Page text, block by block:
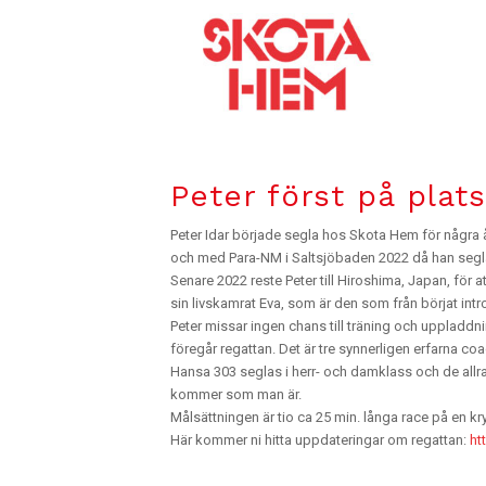
Peter först på
Peter Idar började segla hos Skota Hem för
och med Para-NM i Saltsjöbaden 2022 då han
Senare 2022 reste Peter till Hiroshima, Japan, för
sin livskamrat Eva, som är den som från börjat
Peter missar ingen chans till träning och
föregår regattan. Det är tre synnerligen erfarna
Hansa 303 seglas i herr- och damklass och de
kommer som man är.
Målsättningen är tio ca 25 min. långa race på en
Här kommer ni hitta uppdateringar om regattan: